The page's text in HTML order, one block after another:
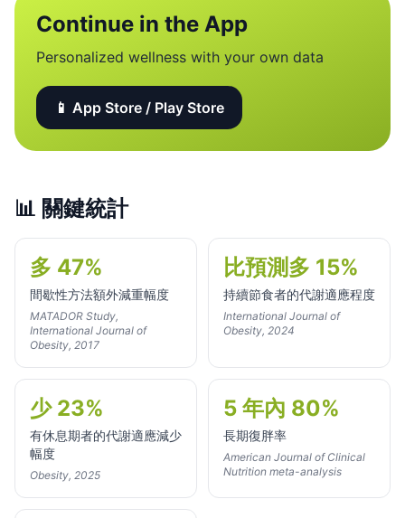
Continue in the App
Personalized wellness with your own data
📱 App Store / Play Store
📊 關鍵統計
多 47%
間歇性方法額外減重幅度
MATADOR Study,
International Journal of
Obesity, 2017
比預測多 15%
持續節食者的代謝適應程度
International Journal of
Obesity, 2024
少 23%
有休息期者的代謝適應減少
幅度
Obesity, 2025
5 年內 80%
長期復胖率
American Journal of Clinical
Nutrition meta-analysis